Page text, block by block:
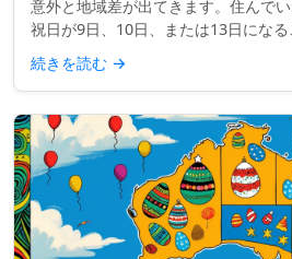
意外と地域差が出てきます。住んで
祝日が9日、10日、または13日にな
しょうか？ クイックインサイト： ド
が9日あり...
続きを読む →